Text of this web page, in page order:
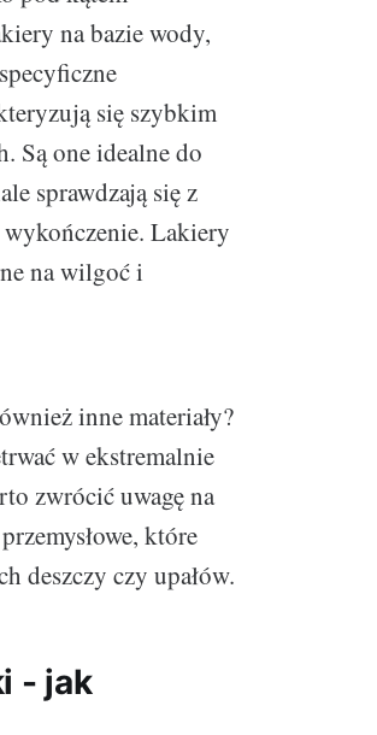
na bazie wody,
się szybkim
Są one idealne do
sprawdzają się z
Lakiery
na wilgoć i
inne materiały?
w ekstremalnie
zwrócić uwagę na
które
deszczy czy upałów.
- jak